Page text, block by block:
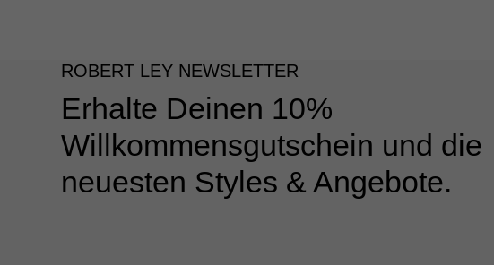
ROBERT LEY NEWSLETTER
Erhalte Deinen 10%
Willkommensgutschein und die
neuesten Styles & Angebote.